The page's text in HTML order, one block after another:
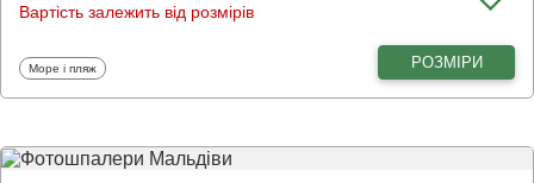
Вартість залежить від розмірів
Фотошпалери
Море і пляж РОЗМІРИ